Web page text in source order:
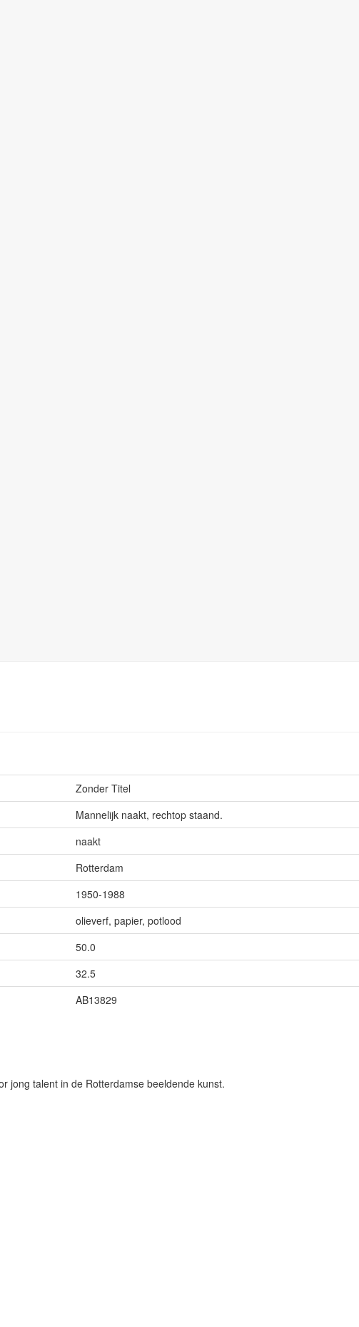
Zonder Titel
Mannelijk naakt, rechtop staand.
naakt
Rotterdam
1950-1988
olieverf, papier, potlood
50.0
32.5
AB13829
jong talent in de Rotterdamse beeldende kunst.